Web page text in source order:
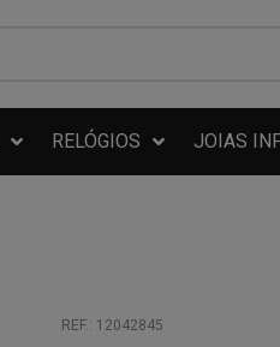
RELÓGIOS JOIAS
REF.: 12042845